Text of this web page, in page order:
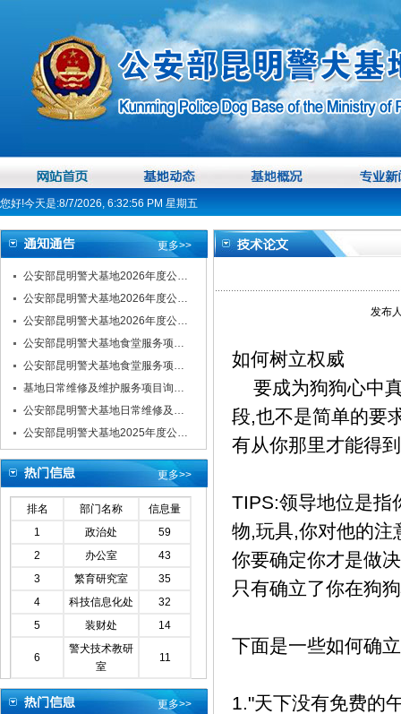
您好!今天是:8/7/2026, 6:32:57 PM 星期五
更多>>
公安部昆明警犬基地2026年度公…
公安部昆明警犬基地2026年度公…
公安部昆明警犬基地2026年度公…
公安部昆明警犬基地食堂服务项…
公安部昆明警犬基地食堂服务项…
基地日常维修及维护服务项目询…
公安部昆明警犬基地日常维修及…
公安部昆明警犬基地2025年度公…
更多>>
排名 部门名称
信息量
1
政治处
59
2
办公室
43
3
繁育研究室
35
4
科技信息化处
32
5
装财处 14
6
警犬技术教研
室
11
更多>>
发布
如何树立权威
要成为狗狗心中
段,也不是简单的要
有从你那里才能得
TIPS:领导地位是指
物,玩具,你对他的注
你要确定你才是做
只有确立了你在狗
下面是一些如何确
1."天下没有免费的